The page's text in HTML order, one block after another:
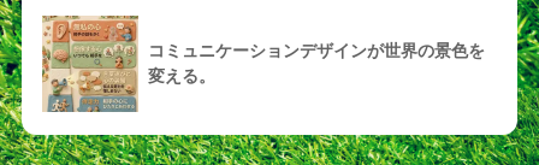
コミュニケーションデザインが世界の景色を
変える。